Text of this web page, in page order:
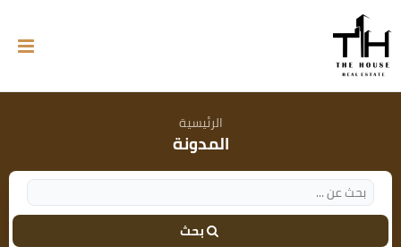
الرئيسية
المدونة
بحث